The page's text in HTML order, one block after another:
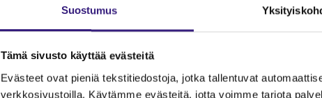
Suostumus
Tämä sivusto käyttää evästeitä
Evästeet ovat pieniä tekstitiedostoja, jotka tallentuvat
verkkosivustoilla. Käytämme evästeitä, jotta voimme tarjota